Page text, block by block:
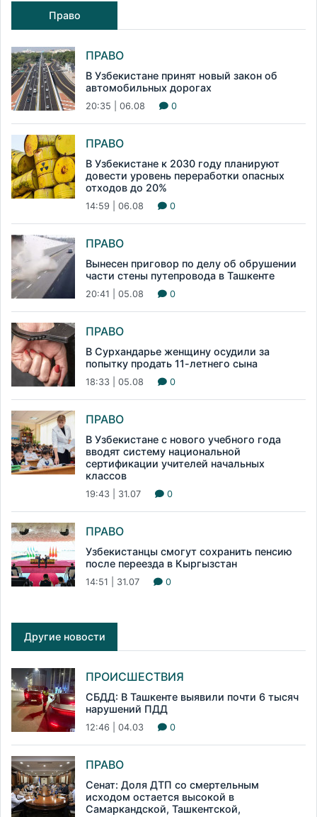
Право
ПРАВО
В Узбекистане принят новый закон об
автомобильных дорогах
20:35 | 06.08 0
ПРАВО
В Узбекистане к 2030 году планируют
довести уровень переработки опасных
отходов до 20%
14:59 | 06.08 0
ПРАВО
Вынесен приговор по делу об обрушении
части стены путепровода в Ташкенте
20:41 | 05.08 0
ПРАВО
В Сурхандарье женщину осудили за
попытку продать 11-летнего сына
18:33 | 05.08 0
ПРАВО
В Узбекистане с нового учебного года
вводят систему национальной
сертификации учителей начальных
классов
19:43 | 31.07 0
ПРАВО
Узбекистанцы смогут сохранить пенсию
после переезда в Кыргызстан
14:51 | 31.07 0
Другие новости
ПРОИСШЕСТВИЯ
СБДД: В Ташкенте выявили почти 6 тысяч
нарушений ПДД
12:46 | 04.03 0
ПРАВО
Сенат: Доля ДТП со смертельным
исходом остается высокой в
Самаркандской, Ташкентской,